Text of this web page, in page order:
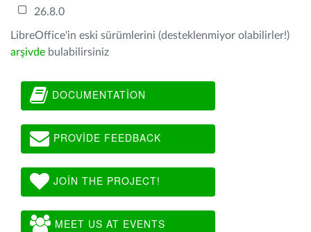
26.8.0
LibreOffice'in eski sürümlerini (desteklenmiyor olabilirler!)
arşivde bulabilirsiniz
DOCUMENTATION
PROVIDE FEEDBACK
JOIN THE PROJECT!
MEET US AT EVENTS